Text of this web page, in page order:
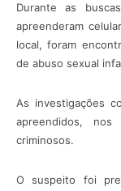
Durante as
apreenderam
local, foram
de abuso sexual
As investigações
apreendidos,
criminosos.
O suspeito foi